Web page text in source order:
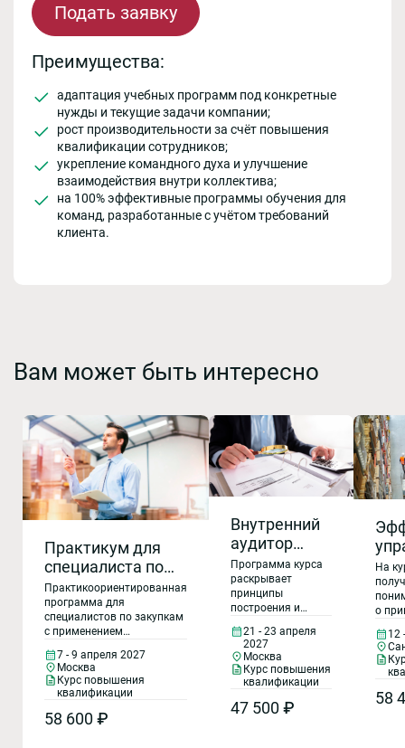
Подать заявку
Преимущества:
адаптация учебных программ под конкретные
нужды и текущие задачи компании;
рост производительности за счёт повышения
квалификации сотрудников;
укрепление командного духа и улучшение
взаимодействия внутри коллектива;
на 100% эффективные программы обучения для
команд, разработанные с учётом требований
клиента.
Вам может быть интересно
Практикум для
специалиста по
закупкам
Практикоориентированная
программа для
специалистов по закупкам
с применением
лучшего управленческого
«оружия» 21 века. Только
на этой программе
научатся применять
7 - 9 апреля 2027
Москва
Курс повышения
квалификации
58 600 ₽
Внутренний
аудитор
СМК (ГОСТ Р
ИСО 9001-
2015, ГОСТ
РВ 0015-002-
2020).
Организация
и порядок
аудитов на
Программа курса
раскрывает
принципы
построения и
системы
менеджмента
качества, состав
требований
ИСО 9001 – 2015 и
21 - 23 апреля
2027
Москва
Курс повышения
квалификации
47 500 ₽
На
о
12
58